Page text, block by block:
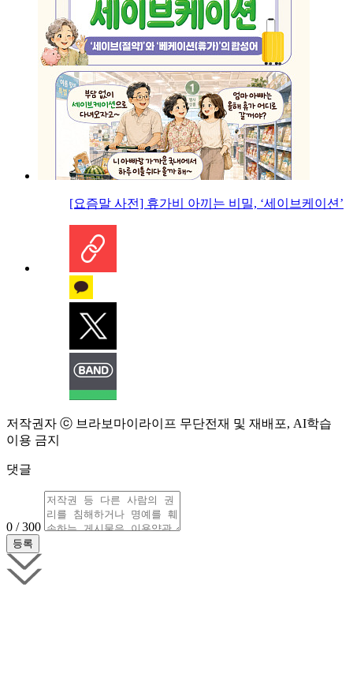
[요즘말 사전] 휴가비 아끼는 비밀, ‘세이브케이션’
저작권자 ⓒ 브라보마이라이프 무단전재 및 재배포, AI학습
이용 금지
댓글
0 / 300